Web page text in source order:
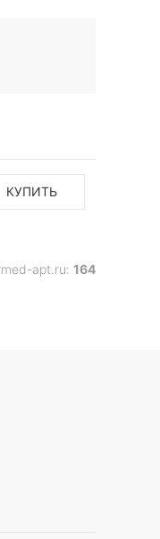
КУПИТЬ
apt.ru: 164